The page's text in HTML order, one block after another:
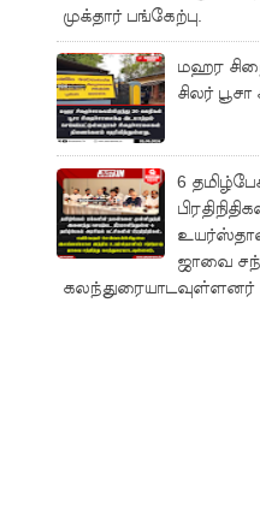
முக்தார் பங்கேற்பு.
மஹர
சிலர்
6
ஜாவை
கலந்துரையாடவுள்ளனர்